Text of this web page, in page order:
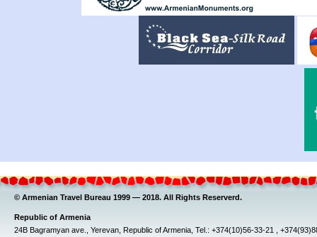
© Armenian Travel Bureau 1999 — 2018. All Rights Reserverd.
Republic of Armenia
24B Bagramyan ave., Yerevan, Republic of Armenia, Tel.: +374(10)56-33-21 ,